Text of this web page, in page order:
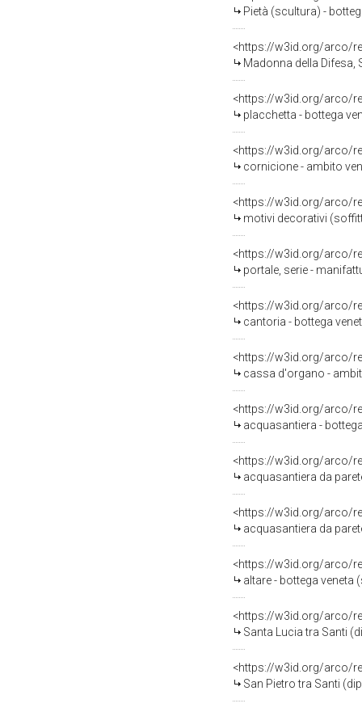
Pietà (scultura) -
<https://w3id.org/arco/
Madonna della Difesa,
<https://w3id.org/arco/
placchetta - bottega
<https://w3id.org/arco/
cornicione - ambito
<https://w3id.org/arco/
motivi decorativi
<https://w3id.org/arco/
portale, serie -
<https://w3id.org/arco/
cantoria - bottega
<https://w3id.org/arco/
cassa d'organo -
<https://w3id.org/arco/
acquasantiera -
<https://w3id.org/arco/
acquasantiera da
<https://w3id.org/arco/
acquasantiera da
<https://w3id.org/arco/
altare - bottega veneta
<https://w3id.org/arco/
Santa Lucia tra Santi
<https://w3id.org/arco/
San Pietro tra Santi